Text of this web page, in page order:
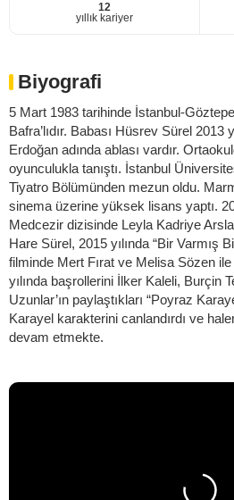
12
yıllık kariyer
Biyografi
5 Mart 1983 tarihinde İstanbul-
Bafra’lıdır. Babası Hüsrev Sürel 2013
Erdoğan adında ablası vardır.
oyunculukla tanıştı. İstanbul
Tiyatro Bölümünden mezun oldu.
sinema üzerine yüksek lisans yaptı.
Medcezir dizisinde Leyla Kadriye
Hare Sürel, 2015 yılında “Bir Varmış
filminde Mert Fırat ve Melisa Sözen ile
yılında başrollerini İlker Kaleli, Burçin
Uzunlar’ın paylaştıkları “Poyraz
Karayel karakterini canlandırdı ve
devam etmekte.